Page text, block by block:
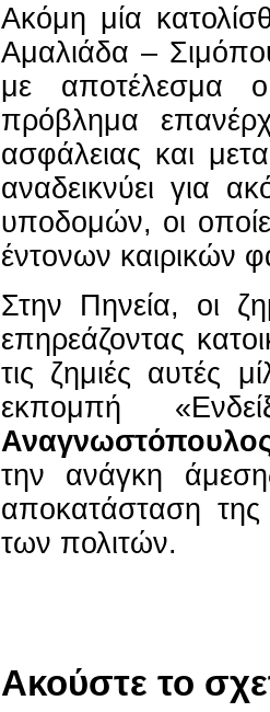
Ακόμη μία
Αμαλιάδα –
με αποτέλεσμα
πρόβλημα
ασφάλειας και
αναδεικνύει για
υποδομών, οι
έντονων καιρικών
Στην Πηνεία, οι
επηρεάζοντας
τις ζημιές αυτές
εκπομπή
την ανάγκη
αποκατάσταση της
των πολιτών.
Ακούστε το